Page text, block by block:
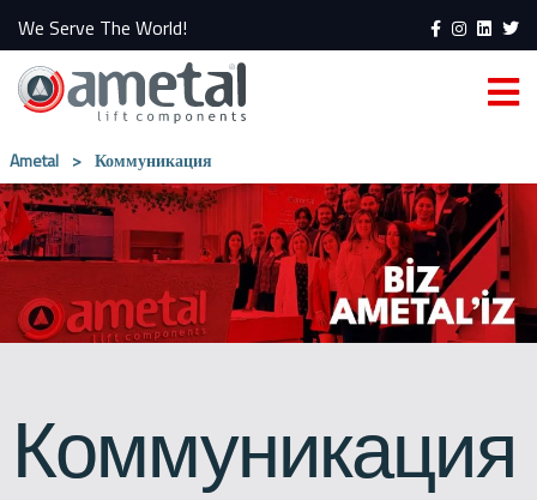
We Serve The World!
Ametal > Коммуникация
Коммуникация